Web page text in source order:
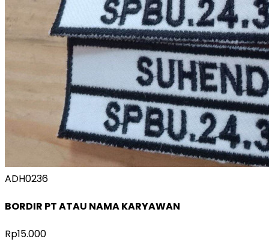
ADH0236
BORDIR PT ATAU NAMA KARYAWAN
Rp15.000